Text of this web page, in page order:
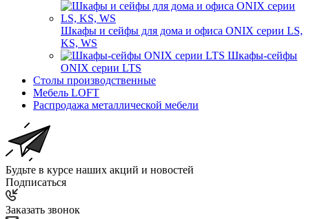
Шкафы и сейфы для дома и офиса ONIX серии LS,
KS, WS
Шкафы-сейфы
ONIX серии LTS
Столы производственные
Мебель LOFT
Распродажа металлической мебели
Будьте в курсе наших акций и новостей
Подписаться
Заказать звонок